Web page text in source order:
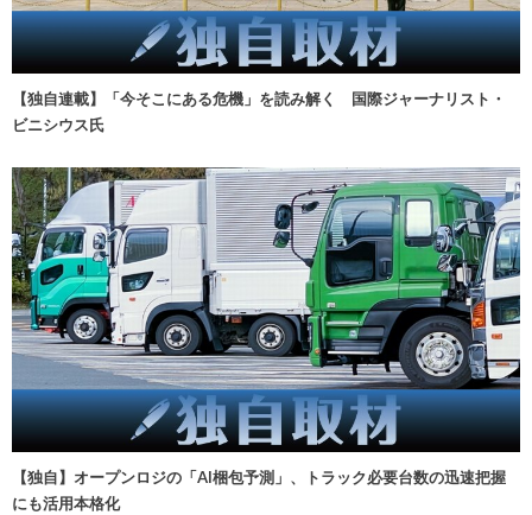
【独自連載】「今そこにある危機」を読み解く 国際ジャーナリスト・
ビニシウス氏
【独自】オープンロジの「AI梱包予測」、トラック必要台数の迅速把握
にも活用本格化